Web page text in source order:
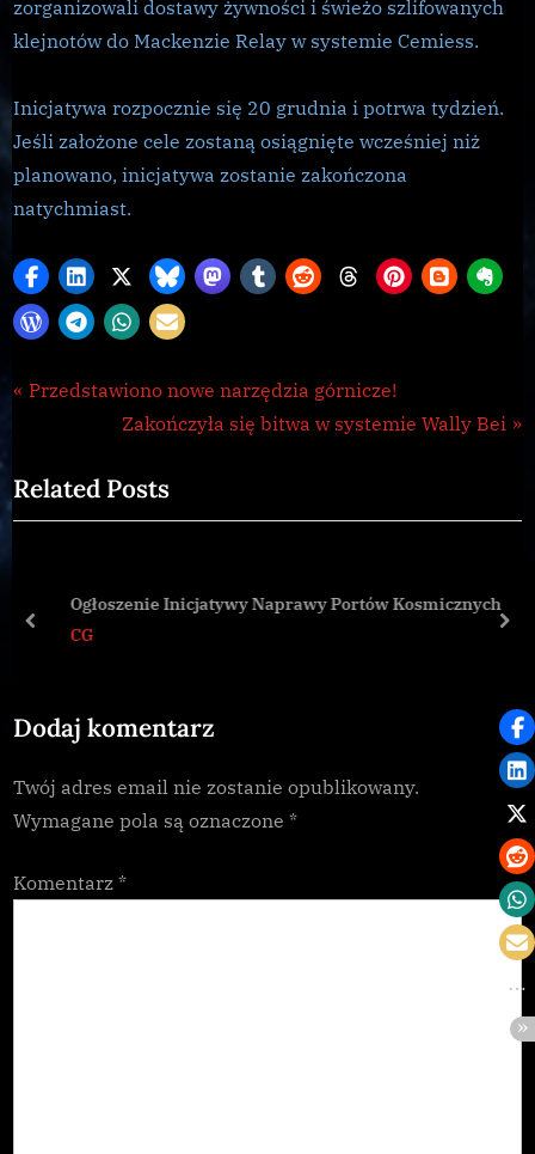
zorganizowali dostawy żywności i świeżo szlifowanych
klejnotów do Mackenzie Relay w systemie Cemiess.
Inicjatywa rozpocznie się 20 grudnia i potrwa tydzień.
Jeśli założone cele zostaną osiągnięte wcześniej niż
planowano, inicjatywa zostanie zakończona
natychmiast.
CG
Nawigacja
P
v
i
s
s
:
Przedstawiono nowe narzędzia górnicze!
N
x
t
Zakończyła się bitwa w systemie Wally Bei
Related Posts
Ogłoszenie Inicjatywy Naprawy Portów Kosmicznych
CG
prev
Dodaj komentarz
Twój adres email nie zostanie opublikowany.
Wymagane pola są oznaczone *
Komentarz *